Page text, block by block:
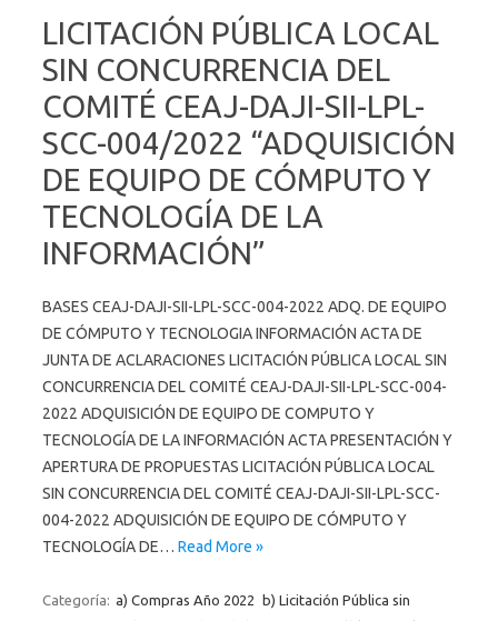
LICITACIÓN PÚBLICA LOCAL
SIN CONCURRENCIA DEL
COMITÉ CEAJ-DAJI-SII-LPL-
SCC-004/2022 “ADQUISICIÓN
DE EQUIPO DE CÓMPUTO Y
TECNOLOGÍA DE LA
INFORMACIÓN”
BASES CEAJ-DAJI-SII-LPL-SCC-004-2022 ADQ. DE EQUIPO
DE CÓMPUTO Y TECNOLOGIA INFORMACIÓN ACTA DE
JUNTA DE ACLARACIONES LICITACIÓN PÚBLICA LOCAL SIN
CONCURRENCIA DEL COMITÉ CEAJ-DAJI-SII-LPL-SCC-004-
2022 ADQUISICIÓN DE EQUIPO DE COMPUTO Y
TECNOLOGÍA DE LA INFORMACIÓN ACTA PRESENTACIÓN Y
APERTURA DE PROPUESTAS LICITACIÓN PÚBLICA LOCAL
SIN CONCURRENCIA DEL COMITÉ CEAJ-DAJI-SII-LPL-SCC-
004-2022 ADQUISICIÓN DE EQUIPO DE CÓMPUTO Y
TECNOLOGÍA DE… Read More »
Categoría: a) Compras Año 2022 b) Licitación Pública sin